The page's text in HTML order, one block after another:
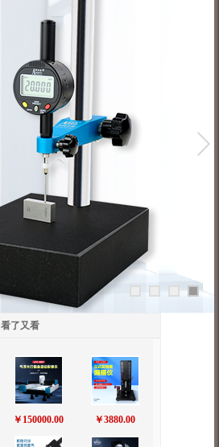
看了又看
￥150000.00 ￥3880.00